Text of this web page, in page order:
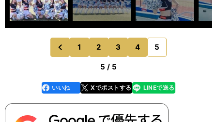
前
のページへ
1 2 3 4 5
5 / 5
faceboo
k
いいね Xでポストする
line LINEで送る